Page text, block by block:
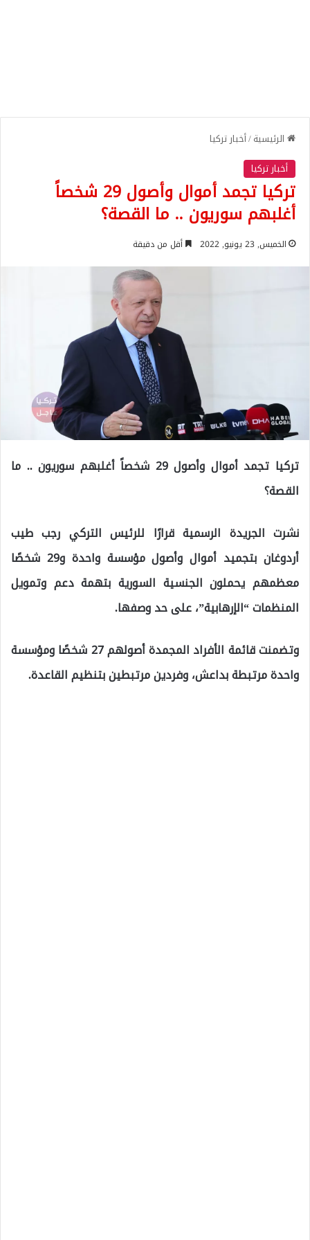
الرئيسية/أخبار تركيا
أخبار تركيا
تركيا تجمد أموال وأصول 29 شخصاً
أغلبهم سوريون .. ما القصة؟
الخميس, 23 يونيو, 2022 أقل من دقيقة
تركيا تجمد أموال وأصول 29 شخصاً أغلبهم سوريون .. ما
القصة؟
نشرت الجريدة الرسمية قرارًا للرئيس التركي رجب طيب
أردوغان بتجميد أموال وأصول مؤسسة واحدة و29 شخصًا
معظمهم يحملون الجنسية السورية بتهمة دعم وتمويل
المنظمات “الإرهابية”، على حد وصفها.
وتضمنت قائمة الأفراد المجمدة أصولهم 27 شخصًا ومؤسسة
واحدة مرتبطة بداعش، وفردين مرتبطين بتنظيم القاعدة.